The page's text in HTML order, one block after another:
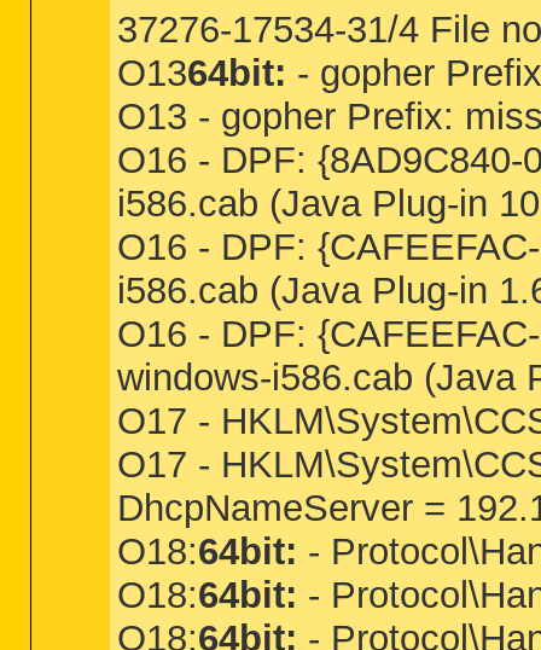
37276-17534-31/4 File
O1364bit: - gopher
O13 - gopher Prefix:
O16 - DPF:
i586.cab (Java Plug-in
O16 - DPF:
i586.cab (Java Plug-in
O16 - DPF:
windows-i586.cab (Java
O17 -
O17 -
DhcpNameServer =
O18:64bit: -
O18:64bit: -
O18:64bit: -